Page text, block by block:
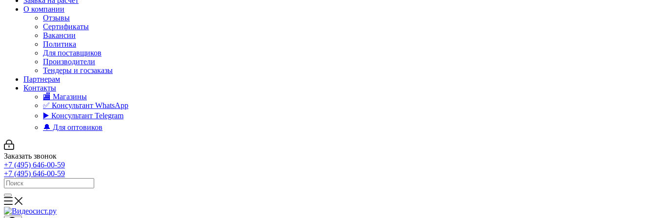
О компании
Отзывы
Сертификаты
Вакансии
Политика
Для поставщиков
Производители
Тендеры и госзаказы
Партнерам
Контакты
🏬 Магазины
✅️ Консультант WhatsApp
▶️ Консультант Telegram
🔔 Для оптовиков
Заказать звонок
+7 (495) 646-00-59
+7 (495) 646-00-59